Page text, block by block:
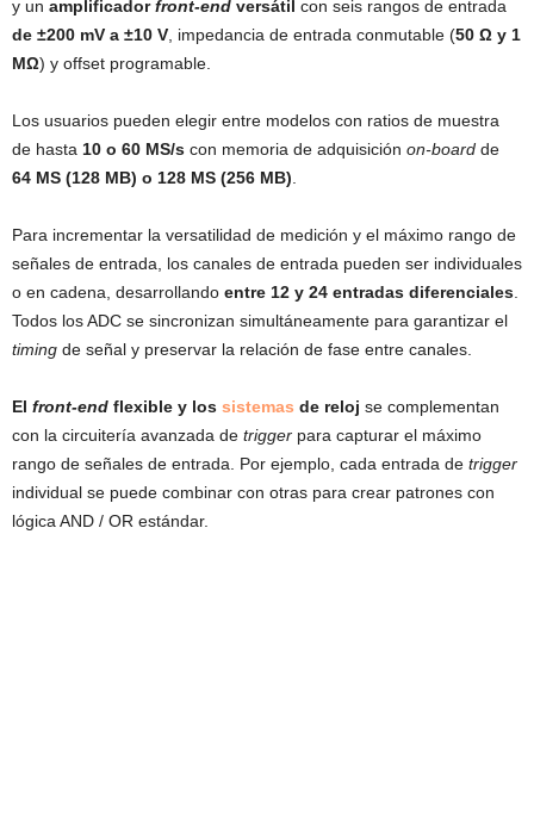
y un amplificadorfront-end versátil con seis rangos de entrada
de ±200 mV a ±10 V , impedancia de entrada conmutable (50 Ω y 1
MΩ) y offset programable.
Los usuarios pueden elegir entre modelos con ratios de muestra
de hasta 10 o 60 MS/s con memoria de adquisición on-board de
64 MS (128 MB) o 128 MS (256 MB)
Para incrementar la versatilidad de medición y el máximo rango de
señales de entrada, los canales de entrada pueden ser individuales
o en cadena, desarrollando entre 12 y 24 entradas diferenciales
Todos los ADC se sincronizan simultáneamente para garantizar el
timing de señal y preservar la relación de fase entre canales.
El front-end flexible y los sistemas de reloj se complementan
con la circuitería avanzada de trigger para capturar el máximo
rango de señales de entrada. Por ejemplo, cada entrada de trigger
individual se puede combinar con otras para crear patrones con
lógica AND / OR estándar.